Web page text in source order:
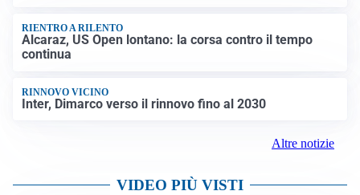
RIENTRO A RILENTO
Alcaraz, US Open lontano: la corsa contro il tempo
continua
RINNOVO VICINO
Inter, Dimarco verso il rinnovo fino al 2030
Altre notizie
VIDEO PIÙ VISTI